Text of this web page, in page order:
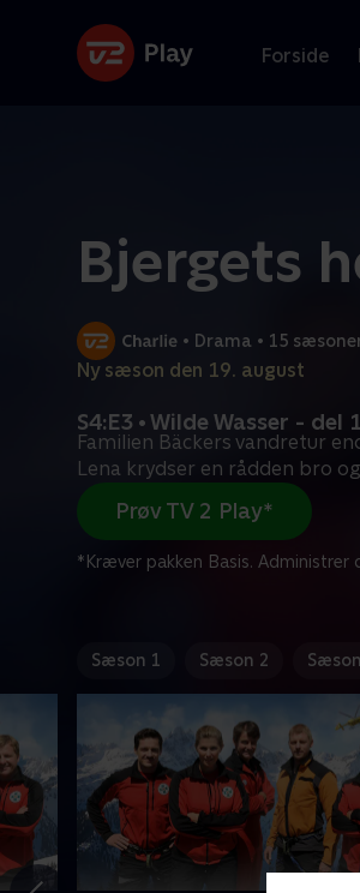
Forside
Bjergets
• Drama • 15
Ny sæson den 19. august
S4:E3 • Wilde Wasser - del 1
Familien Bäckers vandretur
Lena krydser en rådden bro
Prøv TV 2 Play*
*Kræver pakken Basis. Administrer
Sæson 1 Sæson 2